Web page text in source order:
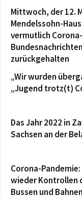
Mittwoch, der 12.
Mendelssohn-
vermutlich
zurückgehalten
„Wir wurden
„Jugend trotz(t)
Das Jahr 2022 in
Sachsen an der
Corona-
wieder Kontrollen
Bussen und